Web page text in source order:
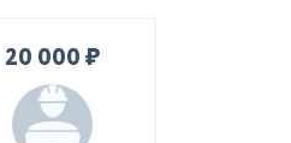
20 000 ₽